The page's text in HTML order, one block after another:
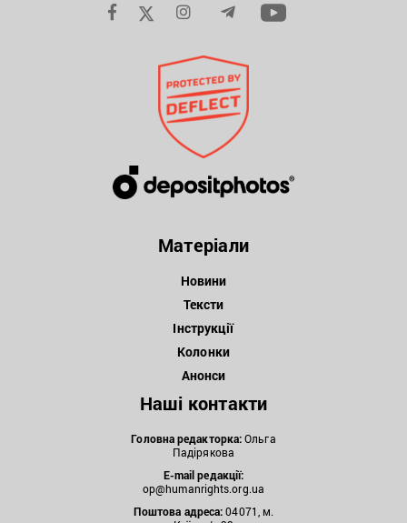
Матеріали
Новини
Тексти
Інструкції
Колонки
Анонси
Наші контакти
Головна редакторка:Ольга
Падірякова
E-mail редакції:
op@humanrights.org.ua
Поштова адреса:04071, м.